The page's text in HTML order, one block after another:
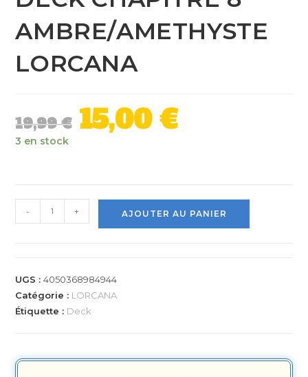
AMBRE/AMETHYSTE
LORCANA
19,99€ 15,00€
3 en stock
- + AJOUTER AU PANIER
UGS :4050368984944
Catégorie : LORCANA
Étiquette : Deck